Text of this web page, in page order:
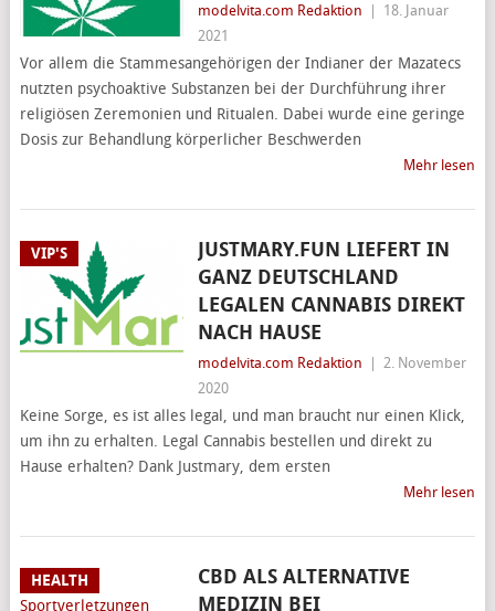
modelvita.com Redaktion
18. Januar
2021
Vor allem die Stammesangehörigen der Indianer der Mazatecs
nutzten psychoaktive Substanzen bei der Durchführung ihrer
religiösen Zeremonien und Ritualen. Dabei wurde eine geringe
Dosis zur Behandlung körperlicher Beschwerden
Mehr lesen
VIP'S
JUSTMARY.FUN LIEFERT IN
GANZ DEUTSCHLAND
LEGALEN CANNABIS DIREKT
NACH HAUSE
modelvita.com Redaktion
2. November
2020
Keine Sorge, es ist alles legal, und man braucht nur einen Klick,
um ihn zu erhalten. Legal Cannabis bestellen und direkt zu
Hause erhalten? Dank Justmary, dem ersten
Mehr lesen
HEALTH
CBD ALS ALTERNATIVE
MEDIZIN BEI